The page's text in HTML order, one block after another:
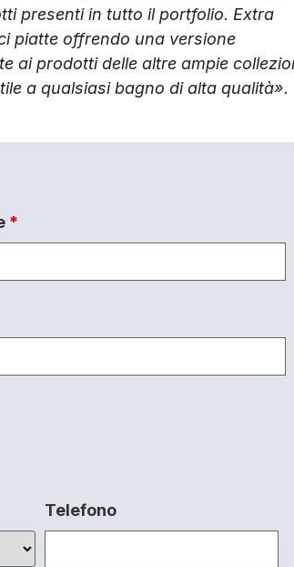
presenti in tutto il portfolio. Extra
piatte offrendo una versione
ai prodotti delle altre ampie
a qualsiasi bagno di alta qualità».
*
Telefono